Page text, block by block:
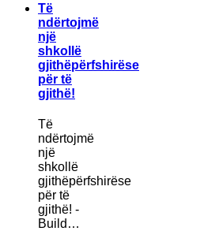
Të
ndërtojmë
një
shkollë
gjithëpërfshirëse
për të
gjithë!
Të
ndërtojmë
një
shkollë
gjithëpërfshirëse
për të
gjithë! -
Build…